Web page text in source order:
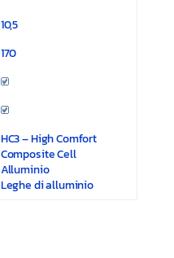
10,5
170
HC3 – High Comfort
Composite Cell
Alluminio
Leghe di alluminio